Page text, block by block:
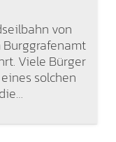
von
Burggrafenamt
Viele Bürger
solchen